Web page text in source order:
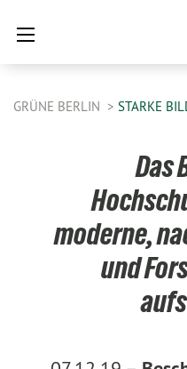
GRÜNE BERLIN STARKE
​Das
moderne,
und